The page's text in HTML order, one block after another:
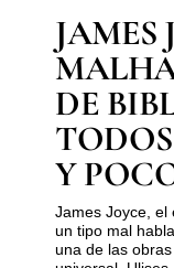
JAMES
DE
Y
James Joyce, el
un tipo mal
una de las